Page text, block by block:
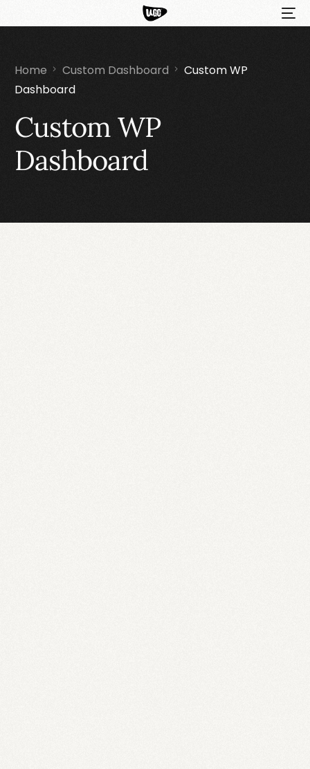
Home Custom Dashboard
Custom WP
Dashboard
Custom WP
Dashboard